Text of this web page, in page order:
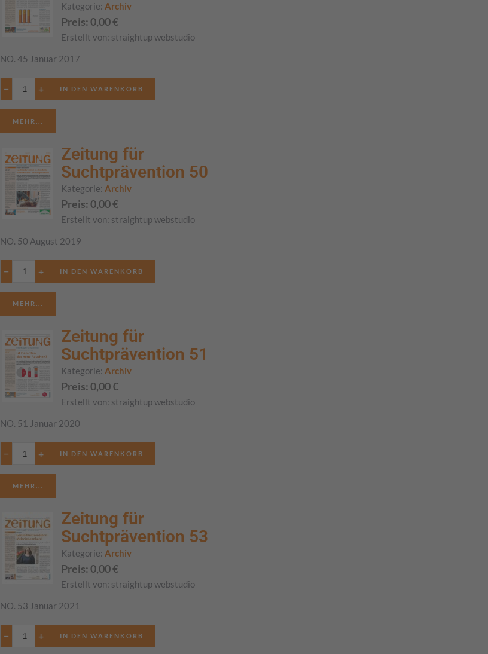
Kategorie:Archiv
Preis: 0,00€
Erstellt von: straightup webstudio
NO. 45 Januar 2017
− +
MEHR...
Zeitung für
Suchtprävention 50
Kategorie:Archiv
Preis: 0,00€
Erstellt von: straightup webstudio
NO. 50 August 2019
− +
MEHR...
Zeitung für
Suchtprävention 51
Kategorie:Archiv
Preis: 0,00€
Erstellt von: straightup webstudio
NO. 51 Januar 2020
− +
MEHR...
Zeitung für
Suchtprävention 53
Kategorie:Archiv
Preis: 0,00€
Erstellt von: straightup webstudio
NO. 53 Januar 2021
− +